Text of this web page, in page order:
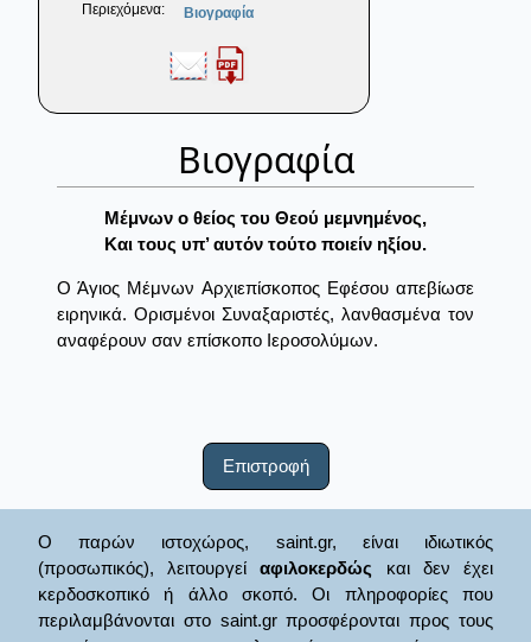
Περιεχόμενα: Βιογραφία
Βιογραφία
Mέμνων ο θείος του Θεού μεμνημένος,
Kαι τους υπ’ αυτόν τούτο ποιείν ηξίου.
Ο Άγιος Μέμνων Αρχιεπίσκοπος Εφέσου απεβίωσε
ειρηνικά. Ορισμένοι Συναξαριστές, λανθασμένα τον
αναφέρουν σαν επίσκοπο Ιεροσολύμων.
Επιστροφή
Ο παρών ιστοχώρος, saint.gr, είναι ιδιωτικός
(προσωπικός), λειτουργείαφιλοκερδώς και δεν έχει
κερδοσκοπικό ή άλλο σκοπό. Οι πληροφορίες που
περιλαμβάνονται στο saint.gr προσφέρονται προς τους